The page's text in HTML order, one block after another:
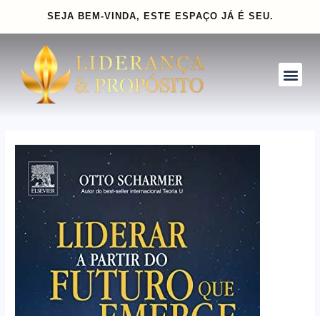
o
conteúdo
SEJA BEM-VINDA, ESTE ESPAÇO JÁ É SEU.
de
Post